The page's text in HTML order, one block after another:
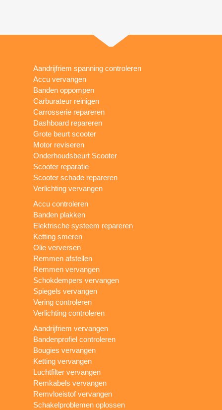
Aandrijfriem spanning controleren
Accu vervangen
Banden oppompen
Carburateur reinigen
Carrosserie repareren
Dashboard repareren
Grote beurt scooter
Motor reviseren
Onderhoudsbeurt Scooter
Scooter reparatie
Scooter schade repareren
Verlichting vervangen
Accu controleren
Banden plakken
Elektrische systeem repareren
Ketting smeren
Olie verversen
Remmen afstellen
Remmen vervangen
Schokdempers vervangen
Spiegels vervangen
Vering controleren
Verlichting controleren
Aandrijfriem vervangen
Bandenprofiel controleren
Bougies vervangen
Ketting vervangen
Luchtfilter vervangen
Remkabels vervangen
Remvloeistof vervangen
Schakelproblemen oplossen